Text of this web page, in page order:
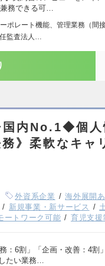
務できる可…
ポレート機能、管理業務（間
監査法人…
内No.1◆個人
》柔軟なキャ
外資系企業 海外展開
新規事業・新サービス
ートワーク可能
育児支援
：6割」「企画・改善：4割
たい業務…